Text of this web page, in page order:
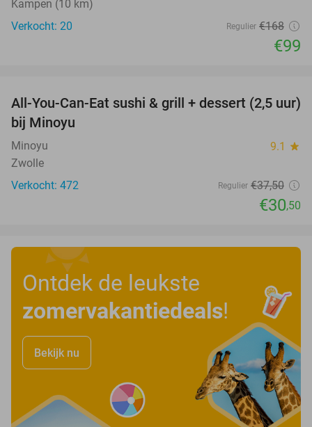
Kampen (10 km)
Verkocht: 20
Regulier €168
€99
19%
All-You-Can-Eat sushi & grill + dessert (2,5 uur)
bij Minoyu
Minoyu 9.1 star
Zwolle
Verkocht: 472
Regulier €37,50
€30,50
Ontdek de leukste
zomervakantiedeals!
Bekijk nu